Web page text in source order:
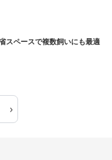
スペースで複数飼いにも最適
›